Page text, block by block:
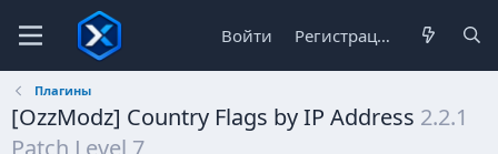
Войти Регистрация
Плагины
[OzzModz] Country Flags by IP Address 2.2.1